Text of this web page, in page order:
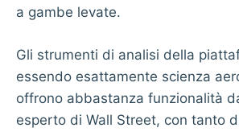
a gambe levate.
Gli strumenti di analisi della
essendo esattamente scienza
offrono abbastanza funzionalità
esperto di Wall Street, con tanto